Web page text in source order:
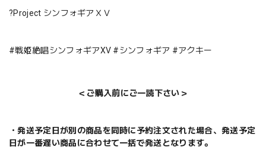
?Project シンフォギアＸＶ
#戦姫絶唱シンフォギアXV #シンフォギア #アクキー
＜ご購入前にご一読下さい＞
・発送予定日が別の商品を同時に予約注文された場合、発送予定
日が一番遅い商品に合わせて一括で発送となります。